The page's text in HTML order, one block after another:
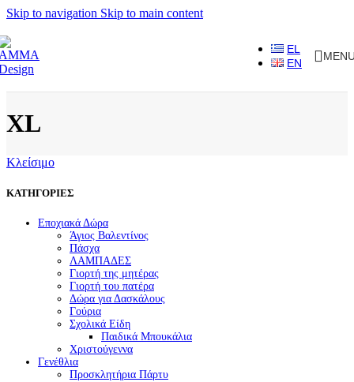
Skip to navigation Skip to main content
EL
EN
XL
Κλείσιμο
ΚΑΤΗΓΟΡΙΕΣ
Εποχιακά Δώρα
Άγιος Βαλεντίνος
Πάσχα
ΛΑΜΠΑΔΕΣ
Γιορτή της μητέρας
Γιορτή του πατέρα
Δώρα για Δασκάλους
Γούρια
Σχολικά Είδη
Παιδικά Μπουκάλια
Χριστούγεννα
Γενέθλια
Προσκλητήρια Πάρτυ